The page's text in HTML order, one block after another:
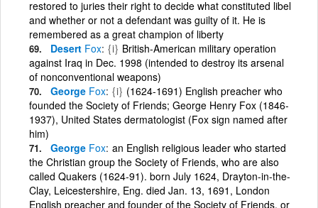
restored to juries their right to decide what constituted libel
and whether or not a defendant was guilty of it. He is
remembered as a great champion of liberty
Desert Fox {i} British-American military operation
against Iraq in Dec. 1998 (intended to destroy its arsenal
of nonconventional weapons)
George Fox {i} (1624-1691) English preacher who
founded the Society of Friends; George Henry Fox (1846-
1937), United States dermatologist (Fox sign named after
him)
George Fox an English religious leader who started
the Christian group the Society of Friends, who are also
called Quakers (1624-91). born July 1624, Drayton-in-the-
Clay, Leicestershire, Eng. died Jan. 13, 1691, London
English preacher and founder of the Society of Friends, or